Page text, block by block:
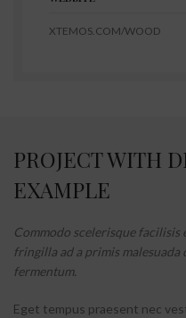
XTEMOS.COM/WOOD
PROJECT WITH
EXAMPLE
Commodo scelerisque facilisis
fringilla ad a primis
fermentum.
Eget tempus praesent nec